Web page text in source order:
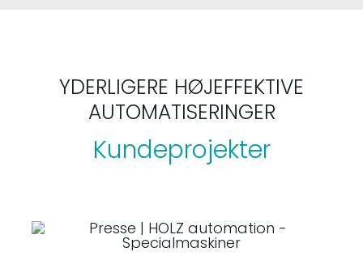
YDERLIGERE HØJEFFEKTIVE
AUTOMATISERINGER
Kundeprojekter